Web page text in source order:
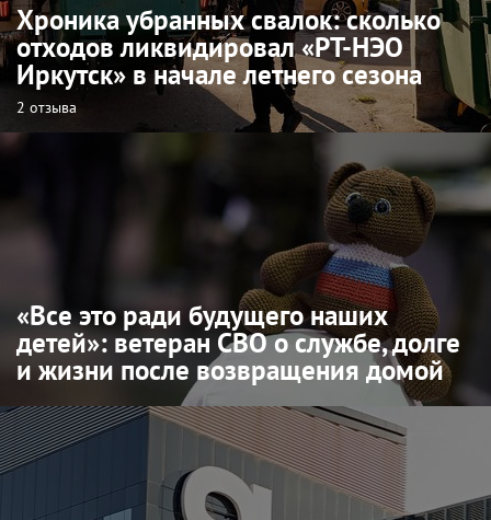
Хроника убранных свалок: сколько
отходов ликвидировал «РТ-НЭО
Иркутск» в начале летнего сезона
2 отзыва
«Все это ради будущего наших
детей»: ветеран СВО о службе, долге
и жизни после возвращения домой